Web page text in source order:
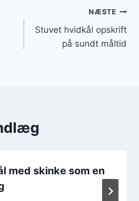
NÆSTE
Stuvet hvidkål opskrift
på sundt måltid
med skinke som en